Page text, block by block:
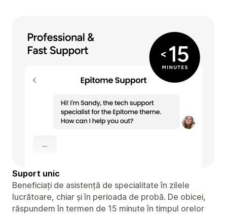
Suport unic
Beneficiați de asistență de specialitate în zilele
lucrătoare, chiar și în perioada de probă. De obicei,
răspundem în termen de 15 minute în timpul orelor